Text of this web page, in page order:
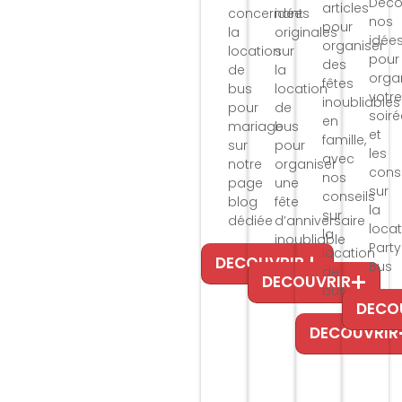
concernant
la
location
de
bus
pour
mariage
sur
notre
page
blog
dédiée
DECOUVRIR
idées
originales
sur
la
location
de
bus
pour
organiser
une
fête
d’anniversaire
inoubliable
DECOUVRIR
articles
pour
organiser
des
fêtes
inoubliables
en
famille,
avec
nos
conseils
sur
la
location
de
bus
DECOUVRIR
nos
pour
votre
et
les
sur
la
Party
Bus